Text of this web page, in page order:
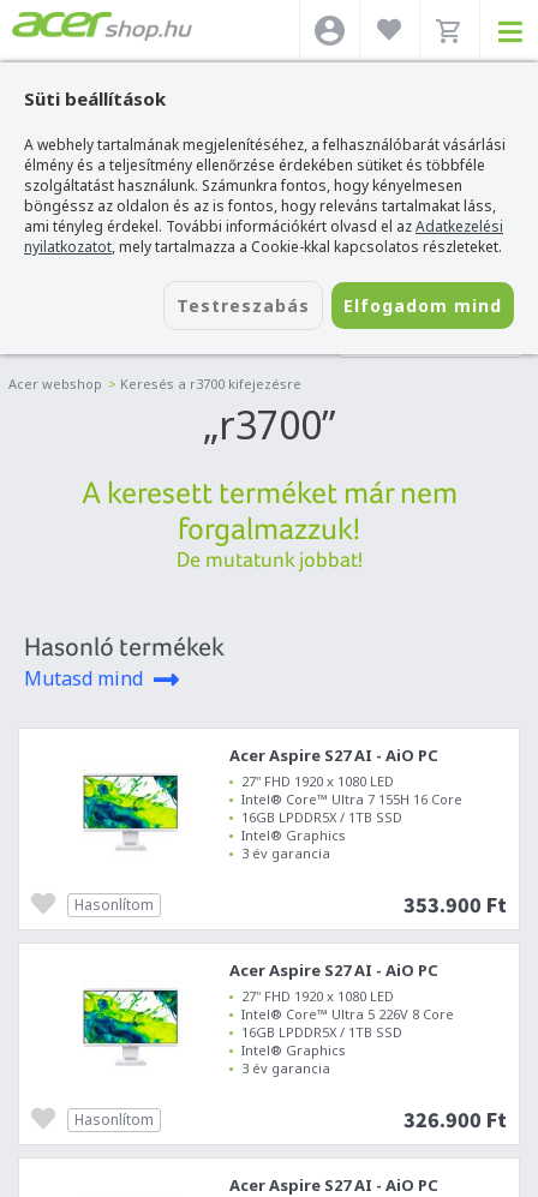
Süti beállítások
A webhely tartalmának megjelenítéséhez, a felhasználóbarát vásárlási
élmény és a teljesítmény ellenőrzése érdekében sütiket és többféle
szolgáltatást használunk. Számunkra fontos, hogy kényelmesen
böngéssz az oldalon és az is fontos, hogy releváns tartalmakat láss,
ami tényleg érdekel. További információkért olvasd el azAdatkezelési
nyilatkozatot, mely tartalmazza a Cookie-kkal kapcsolatos részleteket.
Testreszabás
Elfogadom mind
Acer webshop > Keresés a r3700 kifejezésre
r3700
A keresett terméket már nem
forgalmazzuk!
De mutatunk jobbat!
Hasonló termékek
Mutasd mind
Acer Aspire S27 AI - AiO PC
27" FHD 1920 x 1080 LED
Intel® Core™ Ultra 7 155H 16 Core
16GB LPDDR5X / 1TB SSD
Intel® Graphics
3 év garancia
353.900 Ft
Hasonlítom
Acer Aspire S27 AI - AiO PC
27" FHD 1920 x 1080 LED
Intel® Core™ Ultra 5 226V 8 Core
16GB LPDDR5X / 1TB SSD
Intel® Graphics
3 év garancia
326.900 Ft
Hasonlítom
Acer Aspire S27 AI - AiO PC